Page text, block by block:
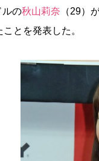
の秋山莉奈 （29）
ことを発表した。